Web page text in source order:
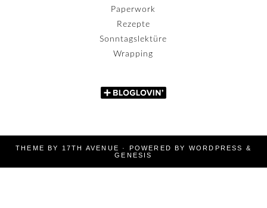
Paperwork
Rezepte
Sonntagslektüre
Wrapping
THEME BY 17TH AVENUE · POWERED BY WORDPRESS
&
GENESIS